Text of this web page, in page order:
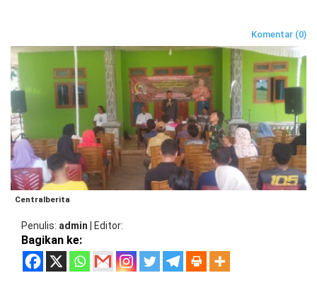
METRO
PESAWARAN
TANGGAMUS
PRINGSEWU
LAMPUNG
LAMPUNG
TENGAH
KOTA
BANDAR
LAMPUNG
DPRD
METRO
DPRD
PESAWARAN
TANGGAMUS
DPRD
JAWAB
BARAT
DKI
JAKARTA
Komentar (0)
Centralberita
Penulis admin Editor
Bagikan ke: